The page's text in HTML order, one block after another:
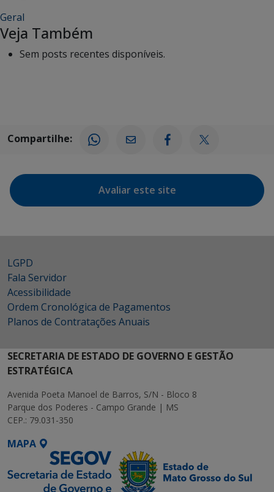
Geral
Veja Também
Sem posts recentes disponíveis.
Compartilhe:
Avaliar este site
LGPD
Fala Servidor
Acessibilidade
Ordem Cronológica de Pagamentos
Planos de Contratações Anuais
SECRETARIA DE ESTADO DE GOVERNO E GESTÃO
ESTRATÉGICA
Avenida Poeta Manoel de Barros, S/N - Bloco 8
Parque dos Poderes - Campo Grande | MS
CEP.: 79.031-350
MAPA